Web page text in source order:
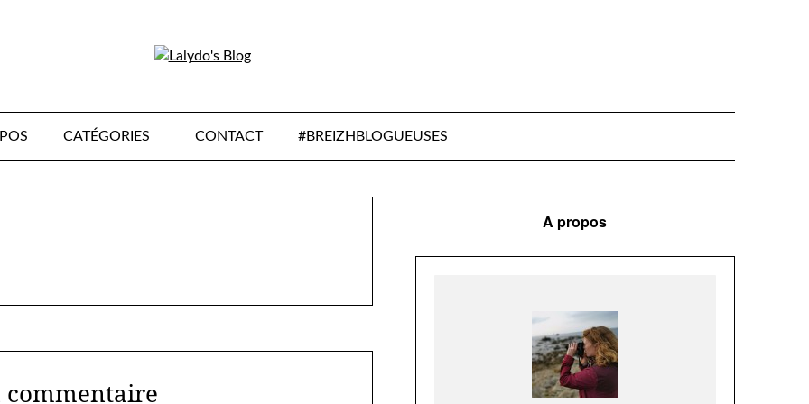
CATÉGORIES CONTACT #BREIZHBLOGUEUSES
commentaire
A propos